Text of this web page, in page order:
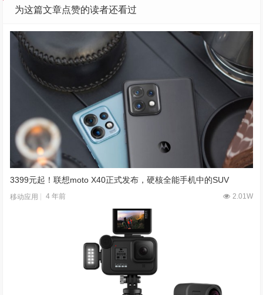
为这篇文章点赞的读者还看过
3399元起！联想moto X40正式发布，硬核全能手机中的SUV
移动应用 4 年前 2.01W